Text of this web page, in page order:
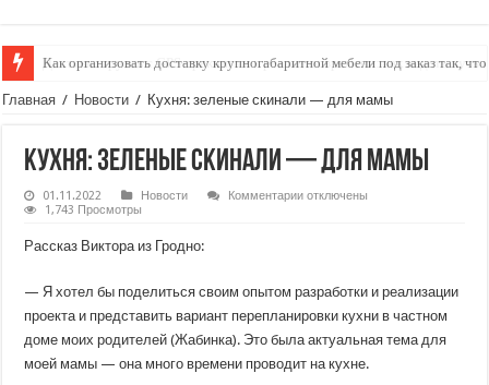
Как организовать доставку крупногабаритной мебели под заказ так,
Доставка грузов с GPS‑трекингом в реальном времени: как видеть путь
Главная / Новости / Кухня: зеленые скинали — для мамы
Кухня: зеленые скинали — для мамы
01.11.2022 Новости Комментариик
мамы
отключены
1,743 Просмотры
Рассказ Виктора из Гродно:
— Я хотел бы поделиться своим опытом разработки и реализации
проекта и представить вариант перепланировки кухни в частном
доме моих родителей (Жабинка). Это была актуальная тема для
моей мамы — она много времени проводит на кухне.